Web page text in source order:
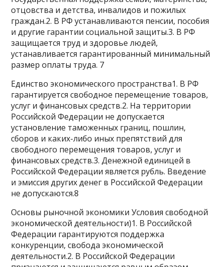
отцовства и детства, инвалидов и пожилых
граждан.2. В РФ устанавливаются пенсии, пособия
и другие гарантии социальной защиты.3. В РФ
защищается труд и здоровье людей,
устанавливается гарантированный минимальный
размер оплаты труда. 7
Единство экономического пространства1. В РФ
гарантируется свободное перемещение товаров,
услуг и финансовых средств.2. На территории
Российской Федерации не допускается
установление таможенных границ, пошлин,
сборов и каких-либо иных препятствий для
свободного перемещения товаров, услуг и
финансовых средств.3. Денежной единицей в
Российской Федерации является рубль. Введение
и эмиссия других денег в Российской Федерации
не допускаются.8
Основы рыночной экономики Условия свободной
экономической деятельности)1. В Российской
Федерации гарантируются поддержка
конкуренции, свобода экономической
деятельности.2. В Российской Федерации